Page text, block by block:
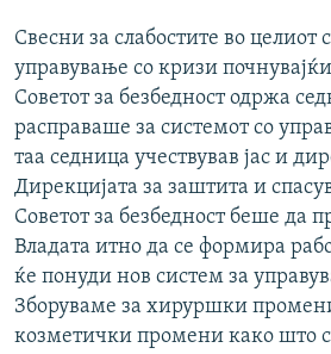
Свесни за слабостите во целиот
управување со кризи
Советот за безбедност одржа
расправаше за системот со
таа седница учествував јас и
Дирекцијата за заштита и
Советот за безбедност беше да
Владата итно да се формира
ќе понуди нов систем за
Зборуваме за хируршки
козметички прoмени како што